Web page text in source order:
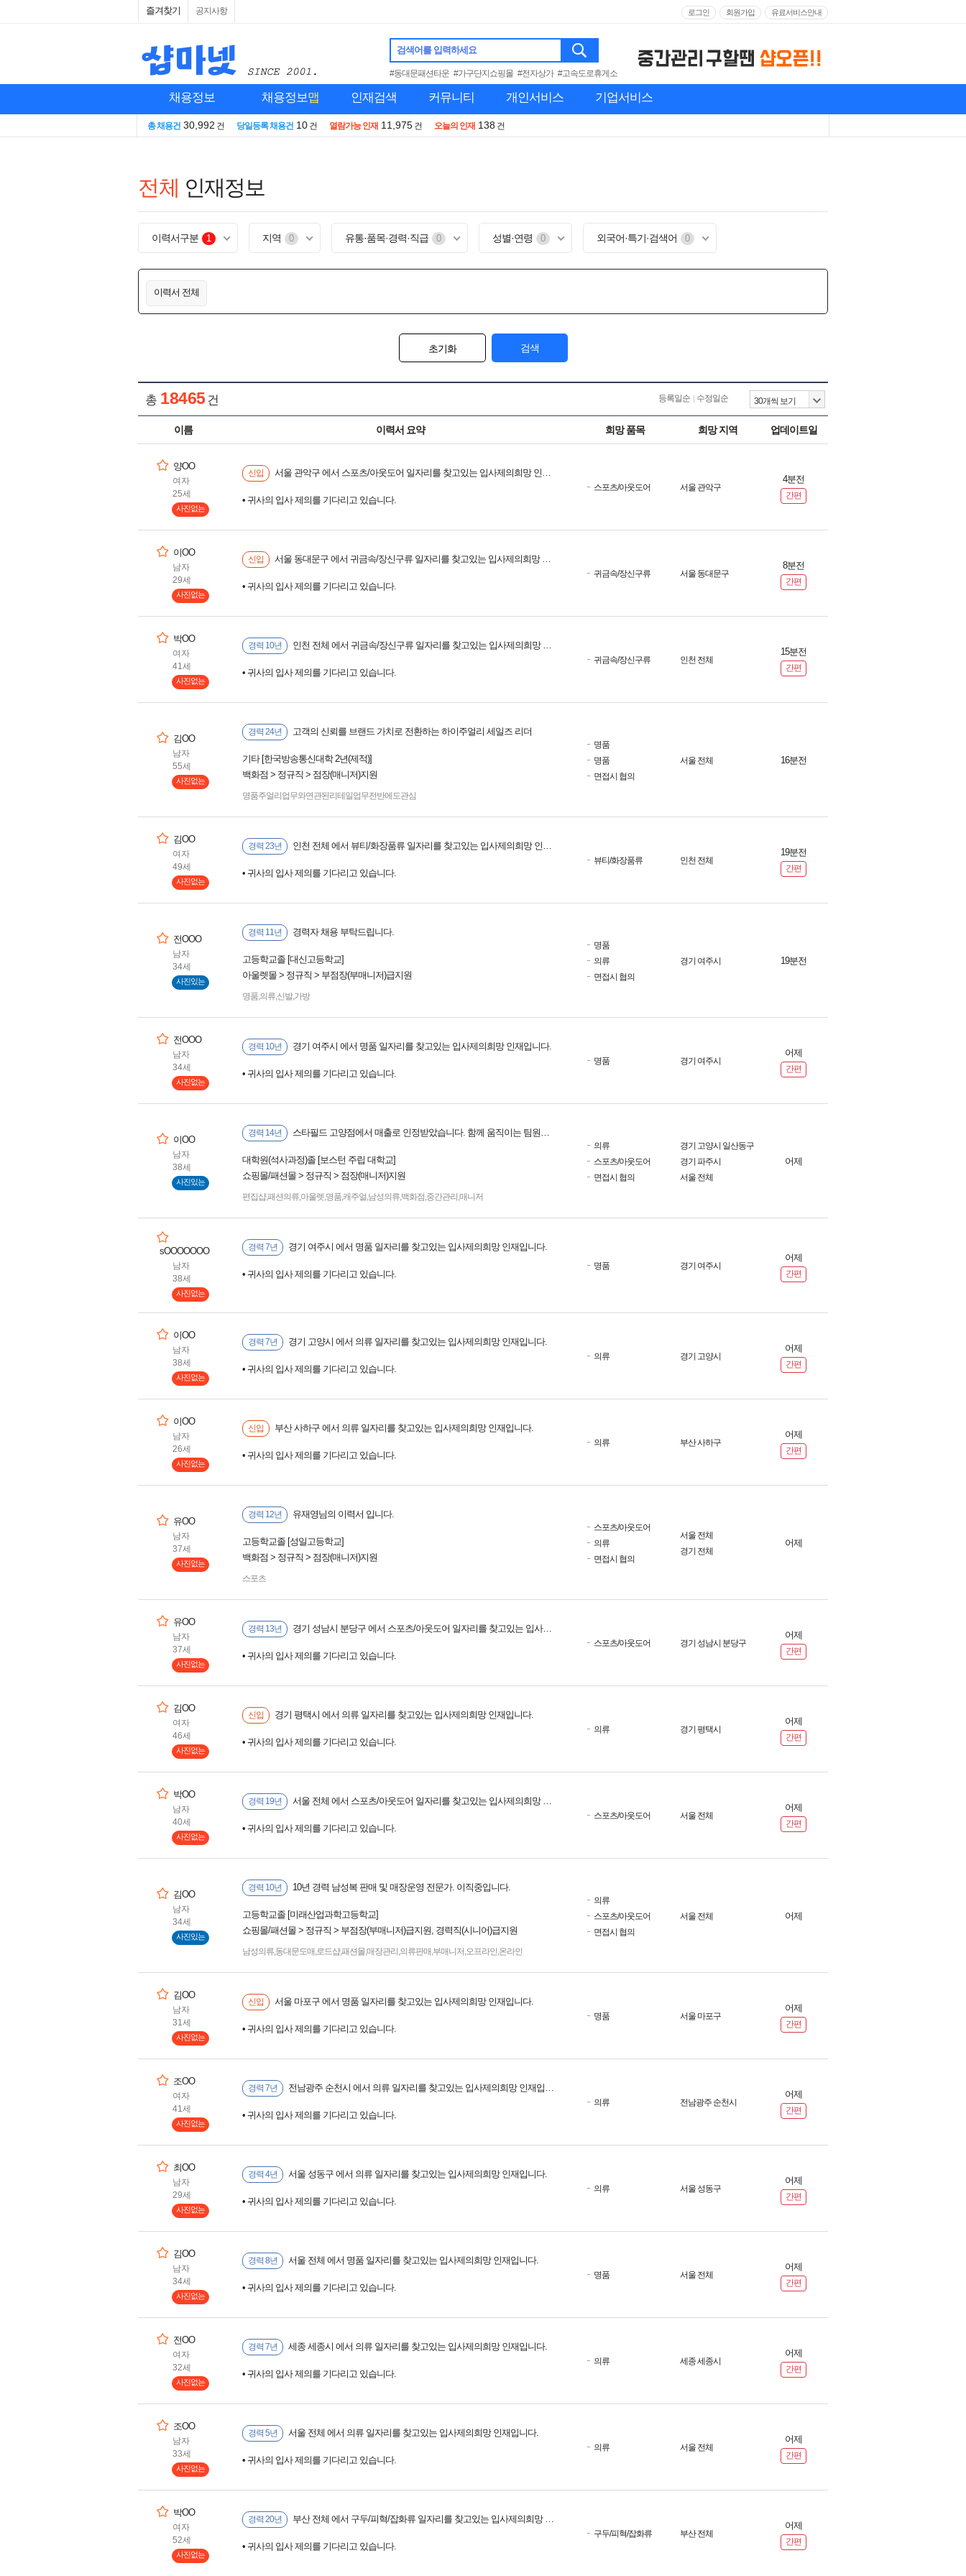
즐겨찾기 공지사항 로그인 회원가입 유료서비스안내
검색어를 입력하세요
#동대문패션타운 #가구단지쇼핑몰 #전자상가 #고속도로휴게소
채용정보 채용정보맵 인재검색 커뮤니티 개인서비스 기업서비스
총 채용건 30,992 건 당일등록 채용건 10 건 열람가능 인재 11,975 건 오늘의 인재 138 건
전체 인재정보
이력서구분 1 지역 0 유통·품목·경력·직급 0 성별·연령 0 외국어·특기·검색어 0
이력서 전체
초기화 검색
총 18465건 등록일순 수정일순
이름 이력서 요약 희망 품목 희망 지역 업데이트일
양OO
여자
25세
사진없는
신입 서울 관악구 에서 스포츠/아웃도어 일자리를 찾고있는 입사제의희망 인재입니다.
• 귀사의 입사 제의를 기다리고 있습니다.
스포츠/아웃도어 서울 관악구
4분전
간편
이OO
남자
29세
사진없는
신입 서울 동대문구 에서 귀금속/장신구류 일자리를 찾고있는 입사제의희망 인재입니다.
• 귀사의 입사 제의를 기다리고 있습니다.
귀금속/장신구류 서울 동대문구
8분전
간편
박OO
여자
41세
사진없는
경력 10년 인천 전체 에서 귀금속/장신구류 일자리를 찾고있는 입사제의희망 인재입니다.
• 귀사의 입사 제의를 기다리고 있습니다.
귀금속/장신구류 인천 전체
15분전
간편
김OO
남자
55세
사진없는
경력 24년 고객의 신뢰를 브랜드 가치로 전환하는 하이주얼리 세일즈 리더
기타 [한국방송통신대학 2년(제적)]
백화점 > 정규직 > 점장(매니저)지원
명품주얼리업무와연관된리테일업무전반에도관심
명품
명품
면접시 협의
서울 전체 16분전
김OO
여자
49세
사진없는
경력 23년 인천 전체 에서 뷰티/화장품류 일자리를 찾고있는 입사제의희망 인재입니다.
• 귀사의 입사 제의를 기다리고 있습니다.
뷰티/화장품류 인천 전체
19분전
간편
전OOO
남자
34세
사진있는
경력 11년 경력자 채용 부탁드립니다.
고등학교졸 [대신고등학교]
아울렛몰 > 정규직 > 부점장(부매니저)급지원
명품,의류,신발,가방
명품
의류
면접시 협의
경기 여주시 19분전
전OOO
남자
34세
사진없는
경력 10년 경기 여주시 에서 명품 일자리를 찾고있는 입사제의희망 인재입니다.
• 귀사의 입사 제의를 기다리고 있습니다.
명품 경기 여주시
어제
간편
이OO
남자
38세
사진있는
경력 14년 스타필드 고양점에서 매출로 인정받았습니다. 함께 움직이는 팀원들이 있습니다. 저희가 맡았을때의 매출을 그누구도 하지못했습니다 !! 맡겨주신다면 보여드릴 수 있습니다.
대학원(석사과정)졸 [보스턴 주립 대학교]
쇼핑몰/패션몰 > 정규직 > 점장(매니저)지원
편집샵,패션의류,아울렛,명품,캐주얼,남성의류,백화점,중간관리 ,매니저
의류
스포츠/아웃도어
면접시 협의
경기 고양시 일산동구
경기 파주시
서울 전체
어제
sOOOOOOO
남자
38세
사진없는
경력 7년 경기 여주시 에서 명품 일자리를 찾고있는 입사제의희망 인재입니다.
• 귀사의 입사 제의를 기다리고 있습니다.
명품 경기 여주시
어제
간편
이OO
남자
38세
사진없는
경력 7년 경기 고양시 에서 의류 일자리를 찾고있는 입사제의희망 인재입니다.
• 귀사의 입사 제의를 기다리고 있습니다.
의류 경기 고양시
어제
간편
이OO
남자
26세
사진없는
신입 부산 사하구 에서 의류 일자리를 찾고있는 입사제의희망 인재입니다.
• 귀사의 입사 제의를 기다리고 있습니다.
의류 부산 사하구
어제
간편
유OO
남자
37세
사진없는
경력 12년 유재영님의 이력서 입니다.
고등학교졸 [성일고등학교]
백화점 > 정규직 > 점장(매니저)지원
스포츠
스포츠/아웃도어
의류
면접시 협의
서울 전체
경기 전체
어제
유OO
남자
37세
사진없는
경력 13년 경기 성남시 분당구 에서 스포츠/아웃도어 일자리를 찾고있는 입사제의희망 인재입니다.
• 귀사의 입사 제의를 기다리고 있습니다.
스포츠/아웃도어 경기 성남시 분당구
어제
간편
김OO
여자
46세
사진없는
신입 경기 평택시 에서 의류 일자리를 찾고있는 입사제의희망 인재입니다.
• 귀사의 입사 제의를 기다리고 있습니다.
의류 경기 평택시
어제
간편
박OO
남자
40세
사진없는
경력 19년 서울 전체 에서 스포츠/아웃도어 일자리를 찾고있는 입사제의희망 인재입니다.
• 귀사의 입사 제의를 기다리고 있습니다.
스포츠/아웃도어 서울 전체
어제
간편
김OO
남자
34세
사진있는
경력 10년 10년 경력 남성복 판매 및 매장운영 전문가. 이직중입니다.
고등학교졸 [미래산업과학고등학교]
쇼핑몰/패션몰 > 정규직 > 부점장(부매니저)급지원, 경력직(시니어)급지원
남성의류,동대문도매 ,로드샵,패션몰,매장관리 ,의류판매 ,부매니저,오프라인,온라인
의류
스포츠/아웃도어
면접시 협의
서울 전체 어제
김OO
남자
31세
사진없는
신입 서울 마포구 에서 명품 일자리를 찾고있는 입사제의희망 인재입니다.
• 귀사의 입사 제의를 기다리고 있습니다.
명품 서울 마포구
어제
간편
조OO
여자
41세
사진없는
경력 7년 전남광주 순천시 에서 의류 일자리를 찾고있는 입사제의희망 인재입니다.
• 귀사의 입사 제의를 기다리고 있습니다.
의류 전남광주 순천시
어제
간편
최OO
남자
29세
사진없는
경력 4년 서울 성동구 에서 의류 일자리를 찾고있는 입사제의희망 인재입니다.
• 귀사의 입사 제의를 기다리고 있습니다.
의류 서울 성동구
어제
간편
김OO
남자
34세
사진없는
경력 8년 서울 전체 에서 명품 일자리를 찾고있는 입사제의희망 인재입니다.
• 귀사의 입사 제의를 기다리고 있습니다.
명품 서울 전체
어제
간편
전OO
여자
32세
사진없는
경력 7년 세종 세종시 에서 의류 일자리를 찾고있는 입사제의희망 인재입니다.
• 귀사의 입사 제의를 기다리고 있습니다.
의류 세종 세종시
어제
간편
조OO
남자
33세
사진없는
경력 5년 서울 전체 에서 의류 일자리를 찾고있는 입사제의희망 인재입니다.
• 귀사의 입사 제의를 기다리고 있습니다.
의류 서울 전체
어제
간편
박OO
여자
52세
사진없는
경력 20년 부산 전체 에서 구두/피혁/잡화류 일자리를 찾고있는 입사제의희망 인재입니다.
• 귀사의 입사 제의를 기다리고 있습니다.
구두/피혁/잡화류 부산 전체
어제
간편